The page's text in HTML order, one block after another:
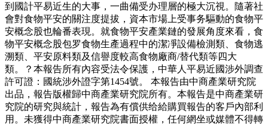
到國計平易近生的大事，一曲備受办理層的極大沉視。隨著社
會對食物平安的關注度提拔，資本市場上受事务驅動的食物平
安概念股也輪番表現。就食物平安產業鏈的發展角度來看，食
物平安概念股包罗食物生產過程中的潔凈設備檢測類、食物逃
溯類、平安原料類及信譽度較高食物廠商/替代類等四大
類。？本報告所有內容受法令保護，中華人平易近國涉外調查
許可證：國統涉外證字第1454號。 本報告由中商產業研究院
出品，報告版權歸中商產業研究院所有。本報告是中商產業研
究院的研究與統計，報告為有償供给給購買報告的客戶內部利
用。未獲得中商產業研究院書面授權，任何網坐或媒體不得轉